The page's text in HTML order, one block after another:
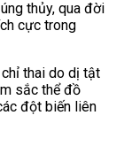
thủy, qua đời
cực trong
thai do dị tật
sắc thể đồ
đột biến liên